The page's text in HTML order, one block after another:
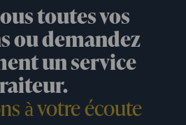
toutes vos
ou demandez
un service
à votre écoute